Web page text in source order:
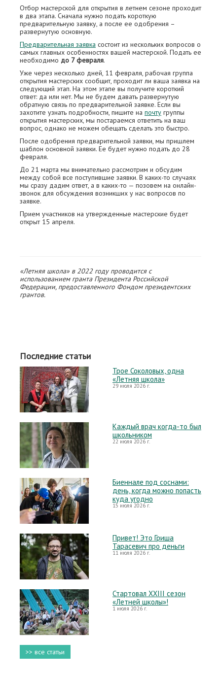
Отбор мастерской для открытия в летнем сезоне проходит
в два этапа. Сначала нужно подать короткую
предварительную заявку, а после ее одобрения –
развернутую основную.
Предварительная заявка состоит из нескольких вопросов о
самых главных особенностях вашей мастерской. Подать ее
необходимо до 7 февраля.
Уже через несколько дней, 11 февраля, рабочая группа
открытия мастерских сообщит, проходит ли ваша заявка на
следующий этап. На этом этапе вы получите короткий
ответ: да или нет. Мы не будем давать развернутую
обратную связь по предварительной заявке. Если вы
захотите узнать подробности, пишите на почту группы
открытия мастерских, мы постараемся ответить на ваш
вопрос, однако не можем обещать сделать это быстро.
После одобрения предварительной заявки, мы пришлем
шаблон основной заявки. Ее будет нужно подать до 28
февраля.
До 21 марта мы внимательно рассмотрим и обсудим
между собой все поступившие заявки. В каких-то случаях
мы сразу дадим ответ, а в каких-то — позовем на онлайн-
звонок для обсуждения возникших у нас вопросов по
заявке.
Прием участников на утвержденные мастерские будет
открыт 15 апреля.
«Летняя школа» в 2022 году проводится с
использованием гранта Президента Российской
Федерации, предоставленного Фондом президентских
грантов.
Последние статьи
Трое Соколовых, одна
«Летняя школа»
29 июля 2026 г.
Каждый врач когда-то был
школьником
22 июля 2026 г.
Биеннале под соснами:
день, когда можно попасть
куда угодно
15 июля 2026 г.
Привет! Это Гриша
Тарасевич про деньги
11 июля 2026 г.
Стартовал XXIII сезон
«Летней школы»!
1 июля 2026 г.
>> все статьи